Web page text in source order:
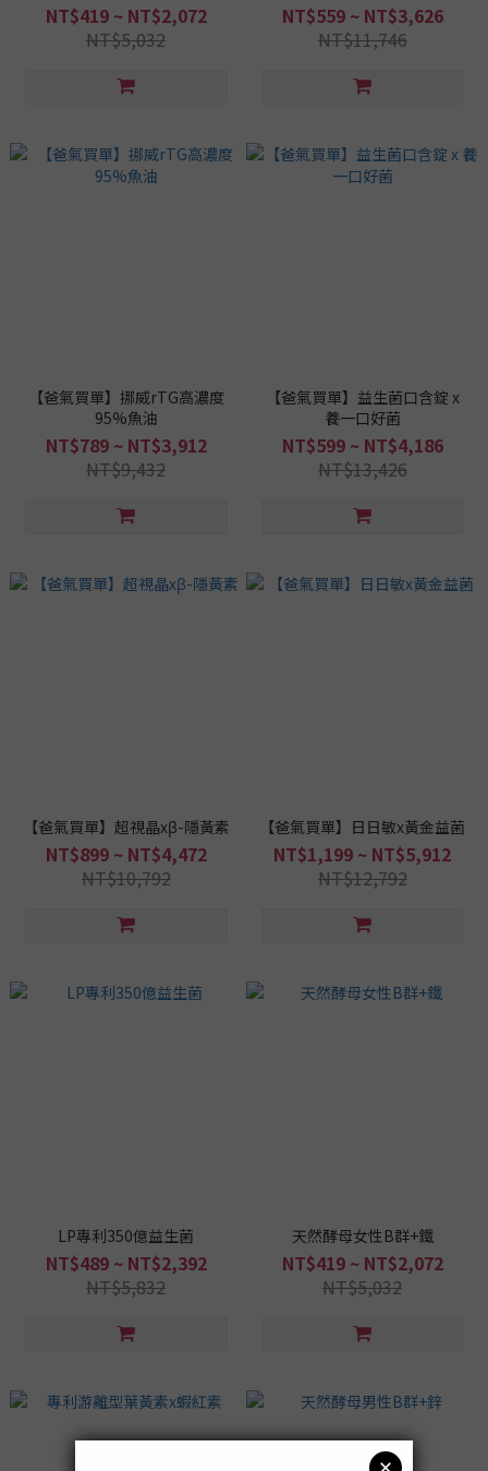
NT$419 ~ NT$2,072
NT$5,032
NT$559 ~ NT$3,626
NT$11,746
【爸氣買單】挪威rTG高濃度
95%魚油
NT$789 ~ NT$3,912
NT$9,432
【爸氣買單】益生菌口含錠 x
養一口好菌
NT$599 ~ NT$4,186
NT$13,426
【爸氣買單】超視晶xβ-隱黃素
NT$899 ~ NT$4,472
NT$10,792
【爸氣買單】日日敏x黃金益菌
NT$1,199 ~ NT$5,912
NT$12,792
LP專利350億益生菌
NT$489 ~ NT$2,392
NT$5,832
天然酵母女性B群+鐵
NT$419 ~ NT$2,072
NT$5,032